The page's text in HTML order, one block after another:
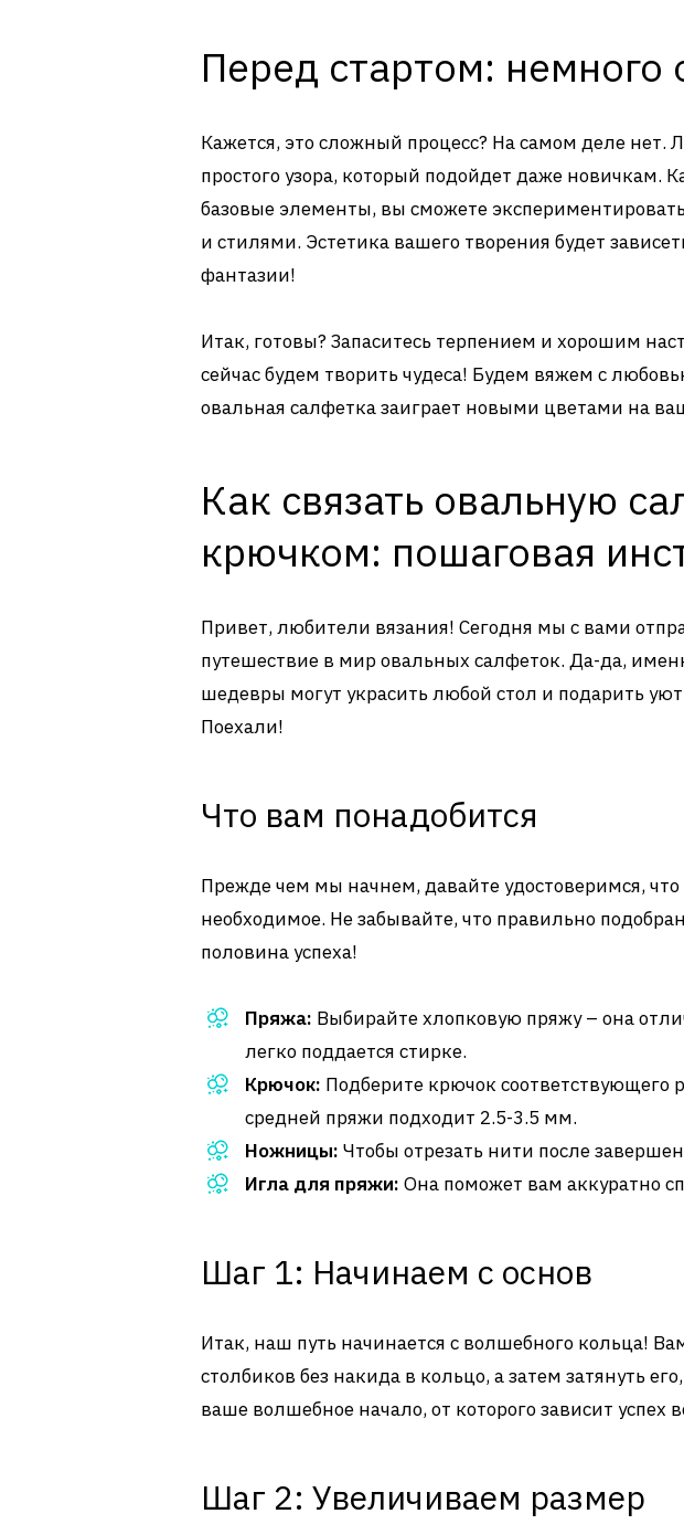
Перед стартом: немного
Кажется, это сложный процесс? На самом деле нет.
простого узора, который подойдет даже новичкам.
базовые элементы, вы сможете
и стилями. Эстетика вашего творения будет
фантазии!
Итак, готовы? Запаситесь терпением и хорошим
сейчас будем творить чудеса! Будем вяжем с
овальная салфетка заиграет новыми цветами на
Как связать овальную
крючком: пошаговая
Привет, любители вязания! Сегодня мы с вами
путешествие в мир овальных салфеток. Да-да,
шедевры могут украсить любой стол и подарить
Поехали!
Что вам понадобится
Прежде чем мы начнем, давайте удостоверимся, что
необходимое. Не забывайте, что правильно
половина успеха!
Пряжа: Выбирайте хлопковую пряжу – она
легко поддается стирке.
Крючок: Подберите крючок соответствующего
средней пряжи подходит 2.5-3.5 мм.
Ножницы: Чтобы отрезать нити после
Игла для пряжи: Она поможет вам аккуратно
Шаг 1: Начинаем с основ
Итак, наш путь начинается с волшебного кольца!
столбиков без накида в кольцо, а затем затянуть
ваше волшебное начало, от которого зависит успех
Шаг 2: Увеличиваем размер